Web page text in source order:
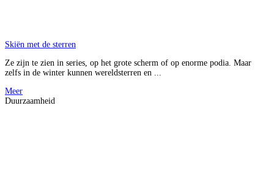
Skiën met de sterren
Ze zijn te zien in series, op het grote scherm of op enorme podia. Maar
zelfs in de winter kunnen wereldsterren en ...
Meer
Duurzaamheid